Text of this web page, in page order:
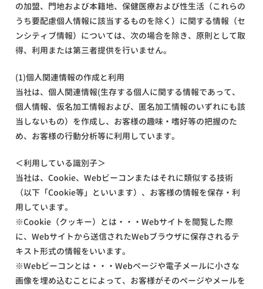
の加盟、門地および本籍地、保健医療および性生活（これらの
うち要配慮個人情報に該当するものを除く）に関する情報（セ
ンシティブ情報）については、次の場合を除き、原則として取
得、利用または第三者提供を行いません。
(1)個人関連情報の作成と利用
当社は、個人関連情報(生存する個人に関する情報であって、
個人情報、仮名加工情報および、匿名加工情報のいずれにも該
当しないもの）を作成し、お客様の趣味・嗜好等の把握のた
め、お客様の行動分析等に利用しています。
＜利用している識別子＞
当社は、Cookie、Webビーコンまたはそれに類似する技術
（以下「Cookie等」といいます）、お客様の情報を保存・利
用しています。
※Cookie（クッキー）とは・・・Webサイトを閲覧した際
に、Webサイトから送信されたWebブラウザに保存されるテ
キスト形式の情報をいいます。
※Webビーコンとは・・・Webページや電子メールに小さな
画像を埋め込むことによって、お客様がそのページやメールを